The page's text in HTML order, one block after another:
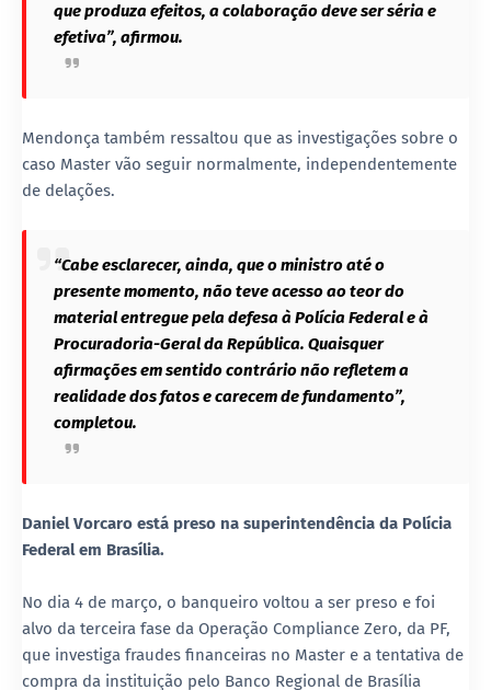
que produza efeitos, a colaboração deve ser séria e
efetiva”, afirmou.
Mendonça também ressaltou que as investigações sobre o
caso Master vão seguir normalmente, independentemente
de delações.
“Cabe esclarecer, ainda, que o ministro até o
presente momento, não teve acesso ao teor do
material entregue pela defesa à Polícia Federal e à
Procuradoria-Geral da República. Quaisquer
afirmações em sentido contrário não refletem a
realidade dos fatos e carecem de fundamento”,
completou.
Daniel Vorcaro está preso na superintendência da Polícia
Federal em Brasília.
No dia 4 de março, o banqueiro voltou a ser preso e foi
alvo da terceira fase da Operação Compliance Zero, da PF,
que investiga fraudes financeiras no Master e a tentativa de
compra da instituição pelo Banco Regional de Brasília